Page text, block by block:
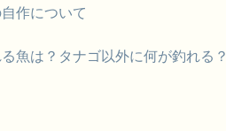
作について
魚は？タナゴ以外に何が釣れる？